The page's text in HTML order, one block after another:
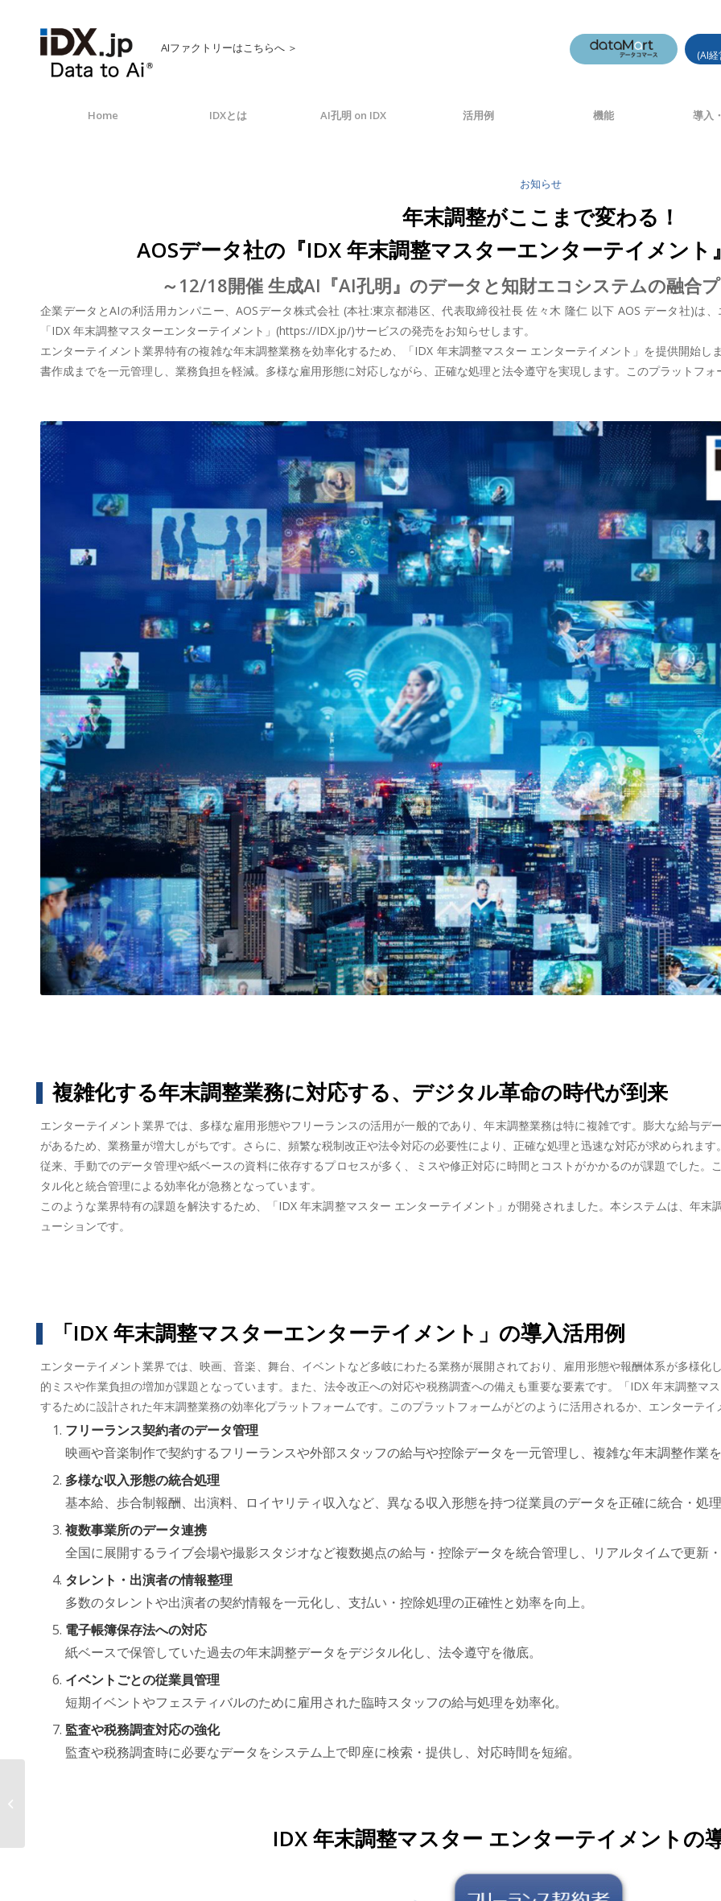
AIファクトリーはこちらへ ＞ (AI
Home IDXとは AI孔明 on IDX 活用例 機能 導入
お知らせ
年末調整がここまで変わる！
AOSデータ社の『IDX 年末調整マスターエンターテイメン
～12/18開催 生成AI『AI孔明』のデータと知財エコシステムの融合
企業データとAIの利活用カンパニー、AOSデータ株式会社 (本社:東京都港区、代表取締役社長 佐々木 隆仁 以下 AOS データ社)は
「IDX 年末調整マスターエンターテイメント」(https://IDX.jp/)サービスの発売をお知らせします。
エンターテイメント業界特有の複雑な年末調整業務を効率化するため、「IDX 年末調整マスター エンターテイメント」を提供開始
書作成までを一元管理し、業務負担を軽減。多様な雇用形態に対応しながら、正確な処理と法令遵守を実現します。このプラットフォ
複雑化する年末調整業務に対応する、デジタル革命の時代が到来
エンターテイメント業界では、多様な雇用形態やフリーランスの活用が一般的であり、年末調整業務は特に複雑です。膨大な給与
があるため、業務量が増大しがちです。さらに、頻繁な税制改正や法令対応の必要性により、正確な処理と迅速な対応が求められます。
従来、手動でのデータ管理や紙ベースの資料に依存するプロセスが多く、ミスや修正対応に時間とコストがかかるのが課題でした
タル化と統合管理による効率化が急務となっています。
このような業界特有の課題を解決するため、「IDX 年末調整マスター エンターテイメント」が開発されました。本システムは、年
ューションです。
「IDX 年末調整マスターエンターテイメント」の導入活用例
エンターテイメント業界では、映画、音楽、舞台、イベントなど多岐にわたる業務が展開されており、雇用形態や報酬体系が多様
的ミスや作業負担の増加が課題となっています。また、法令改正への対応や税務調査への備えも重要な要素です。「IDX 年末調整マ
するために設計された年末調整業務の効率化プラットフォームです。このプラットフォームがどのように活用されるか、エンターテイ
フリーランス契約者のデータ管理
映画や音楽制作で契約するフリーランスや外部スタッフの給与や控除データを一元管理し、複雑な年末調整作業を
多様な収入形態の統合処理
基本給、歩合制報酬、出演料、ロイヤリティ収入など、異なる収入形態を持つ従業員のデータを正確に統合・処理
複数事業所のデータ連携
全国に展開するライブ会場や撮影スタジオなど複数拠点の給与・控除データを統合管理し、リアルタイムで更新・
タレント・出演者の情報整理
多数のタレントや出演者の契約情報を一元化し、支払い・控除処理の正確性と効率を向上。
電子帳簿保存法への対応
紙ベースで保管していた過去の年末調整データをデジタル化し、法令遵守を徹底。
イベントごとの従業員管理
短期イベントやフェスティバルのために雇用された臨時スタッフの給与処理を効率化。
監査や税務調査対応の強化
監査や税務調査時に必要なデータをシステム上で即座に検索・提供し、対応時間を短縮。
IDX 年末調整マスター エンターテイメントの